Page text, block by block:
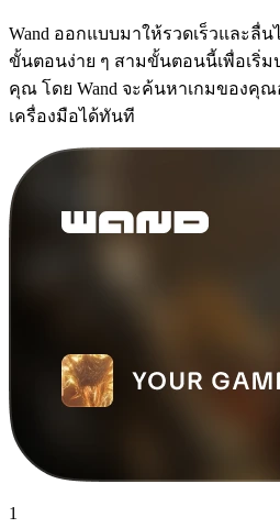
Wand ออกแบบมาให้รวดเร็วและลื่น
ขั้นตอนง่าย ๆ สามขั้นตอนนี้เพื่อเริ่
คุณ โดย Wand จะค้นหาเกมของคุ
เครื่องมือได้ทันที
1